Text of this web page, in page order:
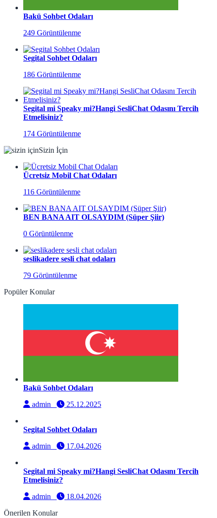
Bakü Sohbet Odaları
249 Görüntülenme
Segital Sohbet Odaları
186 Görüntülenme
Segital mi Speaky mi?Hangi SesliChat Odasını Tercih
Etmelisiniz?
174 Görüntülenme
Sizin İçin
Ücretsiz Mobil Chat Odaları
116 Görüntülenme
BEN BANA AIT OLSAYDIM (Süper Şiir)
0 Görüntülenme
seslikadere sesli chat odaları
79 Görüntülenme
Popüler Konular
Bakü Sohbet Odaları
admin
25.12.2025
Segital Sohbet Odaları
admin
17.04.2026
Segital mi Speaky mi?Hangi SesliChat Odasını Tercih
Etmelisiniz?
admin
18.04.2026
Önerilen Konular